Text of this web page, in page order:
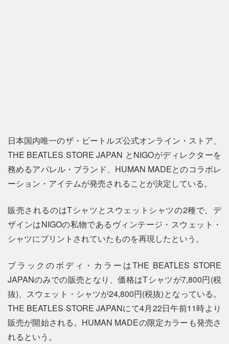
日本国内唯一のザ・ビートルズ公式オンライン・ストア、
THE BEATLES STORE JAPAN とNIGOがディレクターを
務めるアパレル・ブランド、HUMAN MADEとのコラボレ
ーション・アイテムが発売されることが決定している。
販売されるのはTシャツとスウェットシャツの2種で、デ
ザインはNIGOの私物であるヴィンテージ・スウェット・
シャツにプリントされていたものを再現したという。
ブラックのボディ・カラーはTHE BEATLES STORE
JAPANのみでの販売となり、価格はTシャツが7,800円(税
抜)、スウェット・シャツが24,800円(税抜)となっている。
THE BEATLES STORE JAPANにて4月22日午前11時より
販売が開始される。HUMAN MADEの限定カラーも発売さ
れるという。